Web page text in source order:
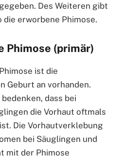
Des Weiteren gibt
die erworbene Phimose.
Phimose (primär)
ist die
Geburt an vorhanden.
dass bei
die Vorhaut oftmals
Die Vorhautverklebung
bei Säuglingen und
mit der Phimose